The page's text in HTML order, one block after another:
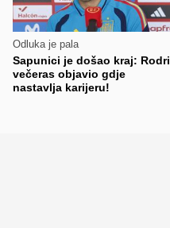
Odluka je pala
Sapunici je došao kraj: Rodri
večeras objavio gdje
nastavlja karijeru!